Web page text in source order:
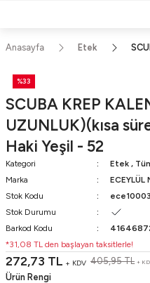
750TL ÜZERİ
Anasayfa Etek
%33
SCUBA KREP
UZUNLUK)(kısa
Haki Yeşil - 52
Kategori Etek ,
Marka
ECEYLÜL
Stok Kodu
Stok Durumu
Barkod Kodu
*31,08 TL den başlayan taksitlerle!
272,73 TL + KDV 405,95 TL +
Ürün Rengi